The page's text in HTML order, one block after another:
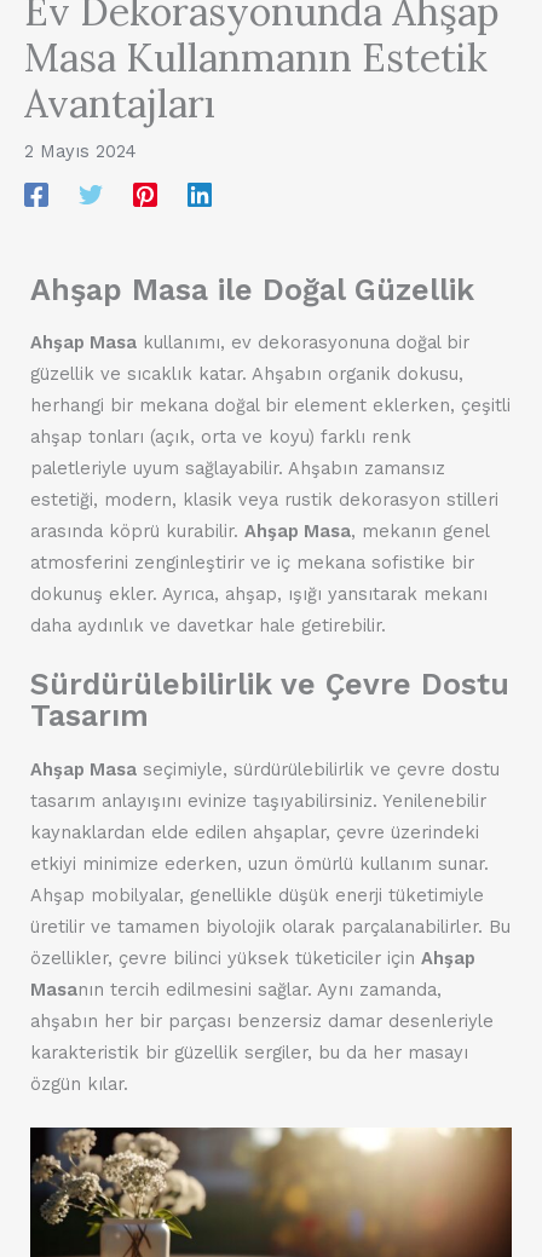
Ev Dekorasyonunda Ahşap
Masa Kullanmanın Estetik
Avantajları
2 Mayıs 2024
Ahşap Masa ile Doğal Güzellik
Ahşap Masa kullanımı, ev dekorasyonuna doğal bir
güzellik ve sıcaklık katar. Ahşabın organik dokusu,
herhangi bir mekana doğal bir element eklerken, çeşitli
ahşap tonları (açık, orta ve koyu) farklı renk
paletleriyle uyum sağlayabilir. Ahşabın zamansız
estetiği, modern, klasik veya rustik dekorasyon stilleri
arasında köprü kurabilir. Ahşap Masa, mekanın genel
atmosferini zenginleştirir ve iç mekana sofistike bir
dokunuş ekler. Ayrıca, ahşap, ışığı yansıtarak mekanı
daha aydınlık ve davetkar hale getirebilir.
Sürdürülebilirlik ve Çevre Dostu
Tasarım
Ahşap Masa seçimiyle, sürdürülebilirlik ve çevre dostu
tasarım anlayışını evinize taşıyabilirsiniz. Yenilenebilir
kaynaklardan elde edilen ahşaplar, çevre üzerindeki
etkiyi minimize ederken, uzun ömürlü kullanım sunar.
Ahşap mobilyalar, genellikle düşük enerji tüketimiyle
üretilir ve tamamen biyolojik olarak parçalanabilirler. Bu
özellikler, çevre bilinci yüksek tüketiciler için Ahşap
Masanın tercih edilmesini sağlar. Aynı zamanda,
ahşabın her bir parçası benzersiz damar desenleriyle
karakteristik bir güzellik sergiler, bu da her masayı
özgün kılar.